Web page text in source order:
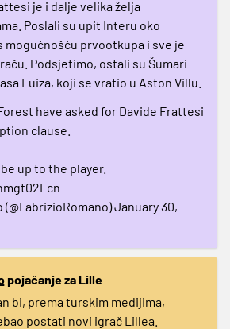
je i dalje velika želja
Poslali su upit Interu oko
mogućnošću prvootkupa i sve je
Podsjetimo, ostali su Šumari
Luiza, koji se vratio u Aston Villu.
have asked for Davide Frattesi
clause.
up to the player.
January 30,
pojačanje za Lille
bi, prema turskim medijima,
postati novi igrač Lillea.